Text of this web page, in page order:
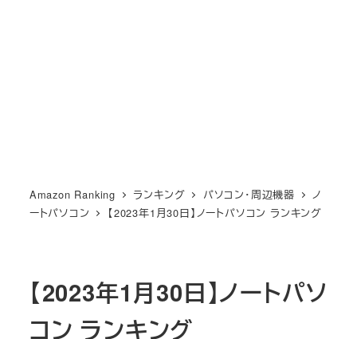
Amazon Ranking ランキング パソコン・周辺機器
ノ
ートパソコン
【2023年1月30日】ノートパソコン ランキング
【2023年1月30日】ノートパソ
コン ランキング